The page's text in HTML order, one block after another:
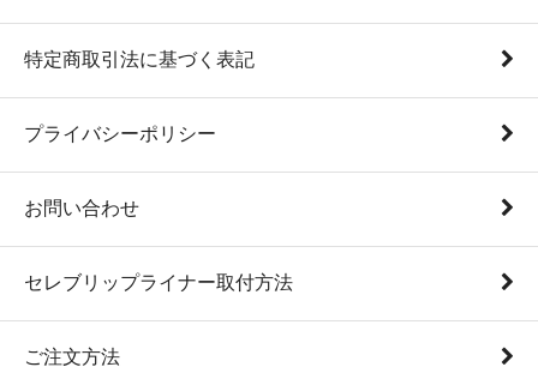
特定商取引法に基づく表記
プライバシーポリシー
お問い合わせ
セレブリップライナー取付方法
ご注文方法